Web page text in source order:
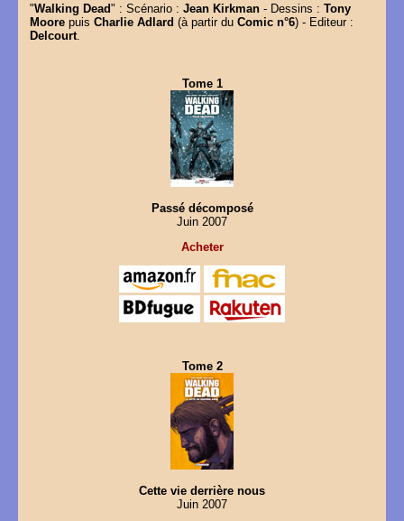
"Walking Dead" : Scénario : Jean Kirkman- Dessins : Tony
Moorepuis Charlie Adlard (à partir du Comic n°6) - Editeur :
Delcourt.
Tome 1
Passé décomposé
Juin 2007
Acheter
Tome 2
Cette vie derrière nous
Juin 2007